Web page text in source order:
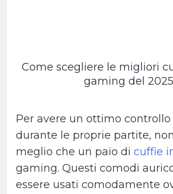
Come scegliere le migliori
gaming del
Per avere un ottimo controllo
durante le proprie partite,
meglio che un paio di cuffie
gaming. Questi comodi
essere usati comodamente